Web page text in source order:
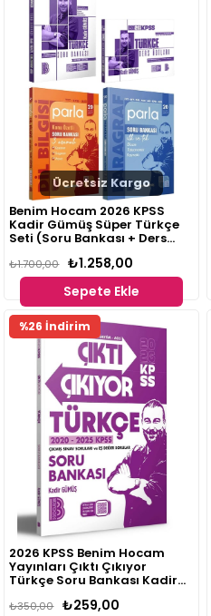
Ücretsiz Kargo
Benim Hocam 2026 KPSS
Kadir Gümüş Süper Türkçe
Seti (Soru Bankası + Ders
Parla Dil Bilgisi Soru
Bankası)
₺1.258,00
₺1.700,00
Sepete Ekle
2026 KPSS Benim Hocam
Yayınları Çıktı Çıkıyor
Türkçe Soru Bankası Kadir
₺259,00
₺350,00
%26 İndirim